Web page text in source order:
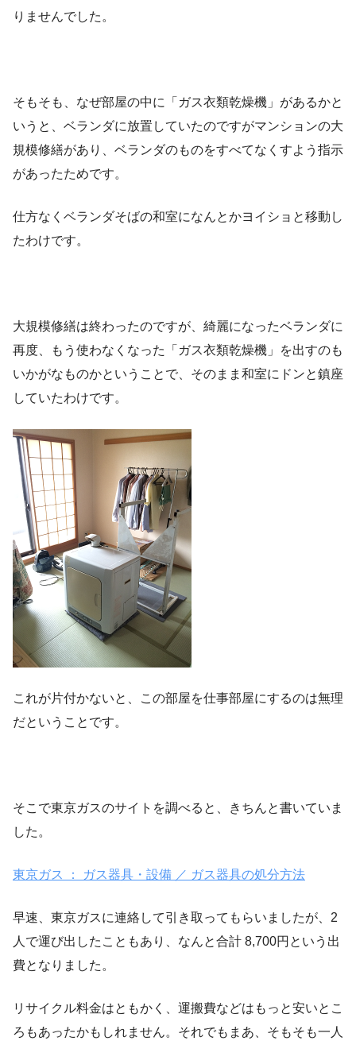
りませんでした。
そもそも、なぜ部屋の中に「ガス衣類乾燥機」があるかと
いうと、ベランダに放置していたのですがマンションの大
規模修繕があり、ベランダのものをすべてなくすよう指示
があったためです。
仕方なくベランダそばの和室になんとかヨイショと移動し
たわけです。
大規模修繕は終わったのですが、綺麗になったベランダに
再度、もう使わなくなった「ガス衣類乾燥機」を出すのも
いかがなものかということで、そのまま和室にドンと鎮座
していたわけです。
これが片付かないと、この部屋を仕事部屋にするのは無理
だということです。
そこで東京ガスのサイトを調べると、きちんと書いていま
した。
東京ガス ： ガス器具・設備 ／ ガス器具の処分方法
早速、東京ガスに連絡して引き取ってもらいましたが、2
人で運び出したこともあり、なんと合計 8,700円という出
費となりました。
リサイクル料金はともかく、運搬費などはもっと安いとこ
ろもあったかもしれません。それでもまあ、そもそも一人